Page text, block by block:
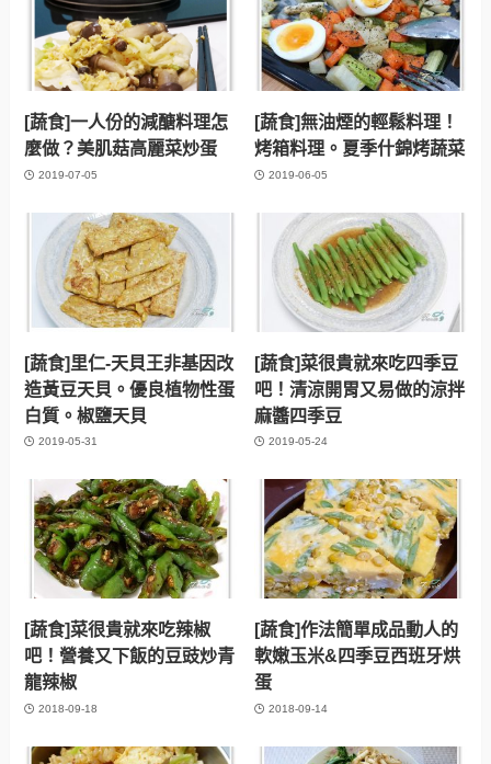
[蔬食]一人份的減醣料理怎
麼做？美肌菇高麗菜炒蛋
2019-07-05
[蔬食]無油煙的輕鬆料理！
烤箱料理。夏季什錦烤蔬菜
2019-06-05
[蔬食]里仁-天貝王非基因改
造黃豆天貝。優良植物性蛋
白質。椒鹽天貝
2019-05-31
[蔬食]菜很貴就來吃四季豆
吧！清涼開胃又易做的涼拌
麻醬四季豆
2019-05-24
[蔬食]菜很貴就來吃辣椒
吧！營養又下飯的豆豉炒青
龍辣椒
2018-09-18
[蔬食]作法簡單成品動人的
軟嫩玉米&四季豆西班牙烘
蛋
2018-09-14